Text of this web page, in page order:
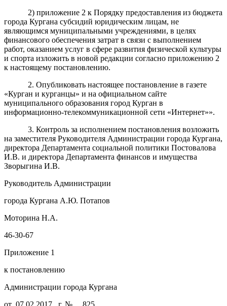
2) приложение 2 к Порядку предоставления из бюджета
города Кургана субсидий юридическим лицам, не
являющимся муниципальными учреждениями, в целях
финансового обеспечения затрат в связи с выполнением
работ, оказанием услуг в сфере развития физической культуры
и спорта изложить в новой редакции согласно приложению 2
к настоящему постановлению.
2. Опубликовать настоящее постановление в газете
«Курган и курганцы» и на официальном сайте
муниципального образования город Курган в
информационно-телекоммуникационной сети «Интернет»».
3. Контроль за исполнением постановления возложить
на заместителя Руководителя Администрации города Кургана,
директора Департамента социальной политики Постовалова
И.В. и директора Департамента финансов и имущества
Зворыгина И.В.
Руководитель Администрации
города Кургана А.Ю. Потапов
Моторина Н.А.
46-30-67
Приложение 1
к постановлению
Администрации города Кургана
от_07.02.2017_ г. № __825__